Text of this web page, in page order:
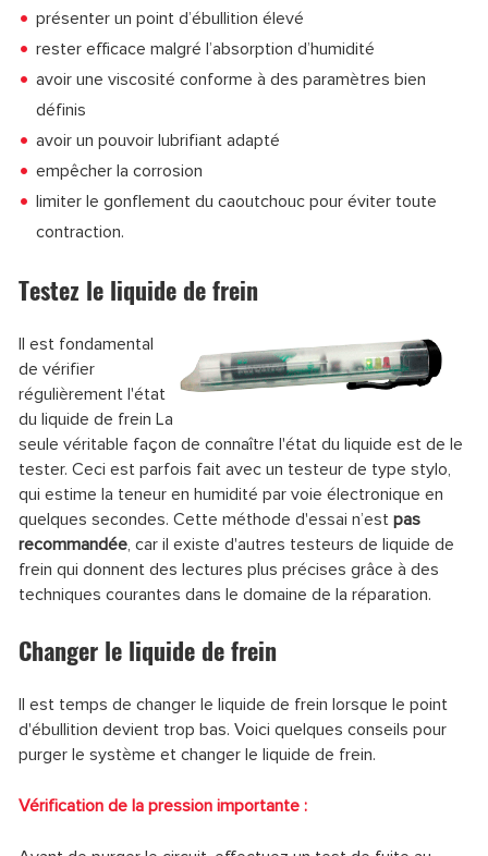
présenter un point d’ébullition élevé
rester efficace malgré l’absorption d’humidité
avoir une viscosité conforme à des paramètres bien
définis
avoir un pouvoir lubrifiant adapté
empêcher la corrosion
limiter le gonflement du caoutchouc pour éviter toute
contraction.
Testez le liquide de frein
Il est fondamental
de vérifier
régulièrement l'état
du liquide de frein La
seule véritable façon de connaître l'état du liquide est de le
tester. Ceci est parfois fait avec un testeur de type stylo,
qui estime la teneur en humidité par voie électronique en
quelques secondes. Cette méthode d'essai n’est pas
recommandée, car il existe d'autres testeurs de liquide de
frein qui donnent des lectures plus précises grâce à des
techniques courantes dans le domaine de la réparation.
Changer le liquide de frein
Il est temps de changer le liquide de frein lorsque le point
d'ébullition devient trop bas. Voici quelques conseils pour
purger le système et changer le liquide de frein.
Vérification de la pression importante :